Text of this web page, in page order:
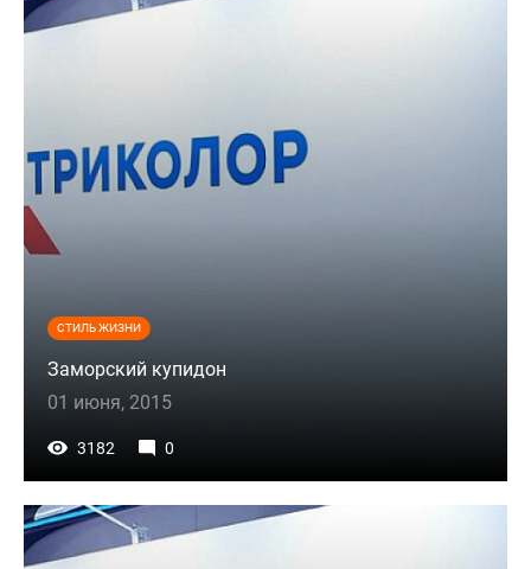
СТИЛЬ ЖИЗНИ
Заморский купидон
01 июня, 2015
3182 0